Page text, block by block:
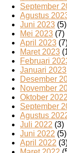
September
Agustus
Juni 2023 (5)
Mei 2023 (7)
April 2023
Maret 2023
Februari
Januari 2023
Desember
November
Oktober 2022
September
Agustus
Juli 2022 (3)
Juni 2022 (5)
April 2022